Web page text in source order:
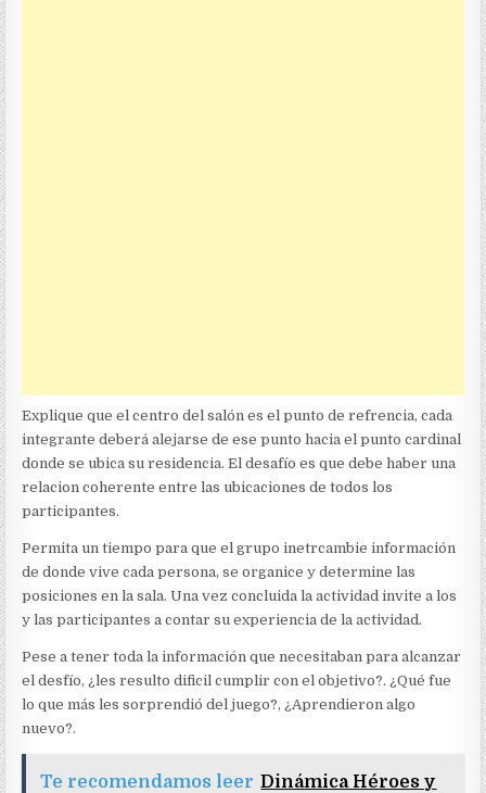
Explique que el centro del salón es el punto de refrencia, cada
integrante deberá alejarse de ese punto hacia el punto cardinal
donde se ubica su residencia. El desafío es que debe haber una
relacion coherente entre las ubicaciones de todos los
participantes.
Permita un tiempo para que el grupo inetrcambie información
de donde vive cada persona, se organice y determine las
posiciones en la sala. Una vez concluida la actividad invite a los
y las participantes a contar su experiencia de la actividad.
Pese a tener toda la información que necesitaban para alcanzar
el desfío, ¿les resulto dificil cumplir con el objetivo?. ¿Qué fue
lo que más les sorprendió del juego?, ¿Aprendieron algo
nuevo?.
Te recomendamos leer Dinámica Héroes y